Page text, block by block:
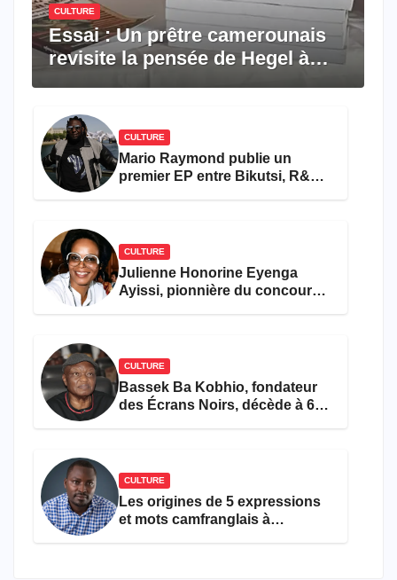
CULTURE
Essai : Un prêtre camerounais
revisite la pensée de Hegel à
CULTURE
Mario Raymond publie un
premier EP entre Bikutsi, R&B
CULTURE
Julienne Honorine Eyenga
Ayissi, pionnière du concours
CULTURE
Bassek Ba Kobhio, fondateur
des Écrans Noirs, décède à 69
CULTURE
Les origines de 5 expressions
et mots camfranglais à